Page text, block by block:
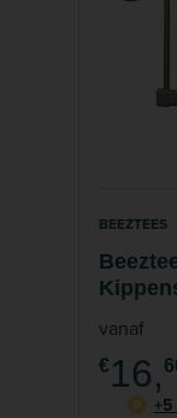
BEEZTEES
100%
Plastic
vanaf
€16,
P
+5